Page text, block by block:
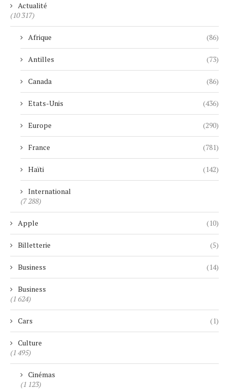
Actualité
(10 317)
Afrique (86)
Antilles (73)
Canada (86)
Etats-Unis (436)
Europe (290)
France (781)
Haïti (142)
International
(7 288)
Apple (10)
Billetterie (5)
Business (14)
Business
(1 624)
Cars (1)
Culture
(1 495)
Cinémas
(1 123)